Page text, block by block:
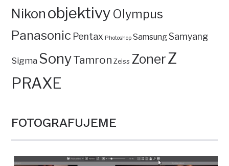
Nikon objektivy Olympus
Panasonic Pentax Photoshop SamsungSamyang
Sigma SonyTamron Zeiss ZonerZ
PRAXE
FOTOGRAFUJEME